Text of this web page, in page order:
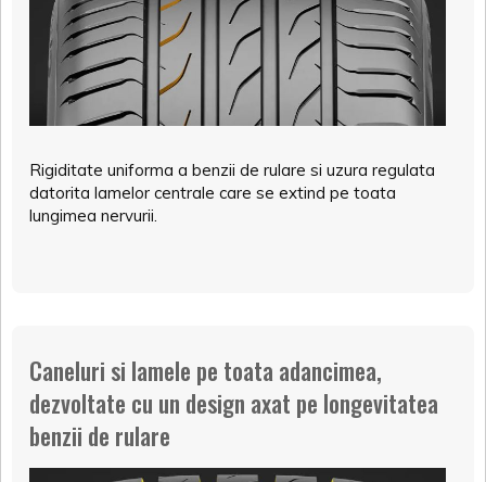
Rigiditate uniforma a benzii de rulare si uzura regulata
datorita lamelor centrale care se extind pe toata
lungimea nervurii.
Caneluri si lamele pe toata adancimea,
dezvoltate cu un design axat pe longevitatea
benzii de rulare